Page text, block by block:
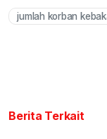
jumlah korban
Berita Terkait